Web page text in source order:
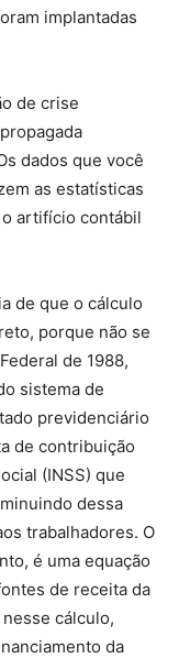
implantadas
de crise
dados que você
as estatísticas
artifício contábil
de que o cálculo
porque não se
de 1988,
sistema de
previdenciário
de contribuição
(INSS) que
dessa
trabalhadores. O
é uma equação
de receita da
cálculo,
da